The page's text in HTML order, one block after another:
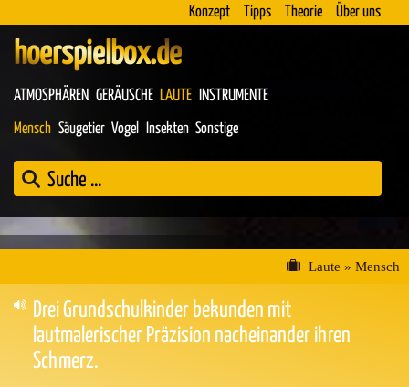
Konzept Tipps Theorie Über uns
hoerspielbox.de
ATMOSPHÄREN GERÄUSCHE LAUTE INSTRUMENTE
Mensch Säugetier Vogel Insekten Sonstige
Laute » Mensch
Drei Grundschulkinder bekunden mit
lautmalerischer Präzision nacheinander ihren
Schmerz.